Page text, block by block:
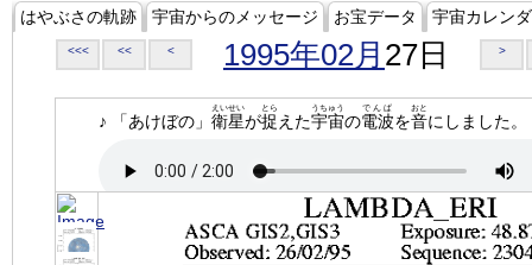
はやぶさの軌跡 宇宙からのメッセージ お宝データ 宇宙カレン
<<< << < 1995年02月 27日 >
♪ 「あけぼの」 衛星
えいせい
が捉
とら
えた宇宙
うちゅう
の電波
でんぱ
を音
おと
にしました。